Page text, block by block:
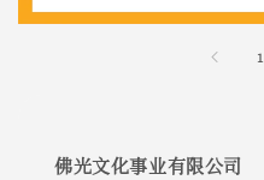
1
佛光文化事业有限公司